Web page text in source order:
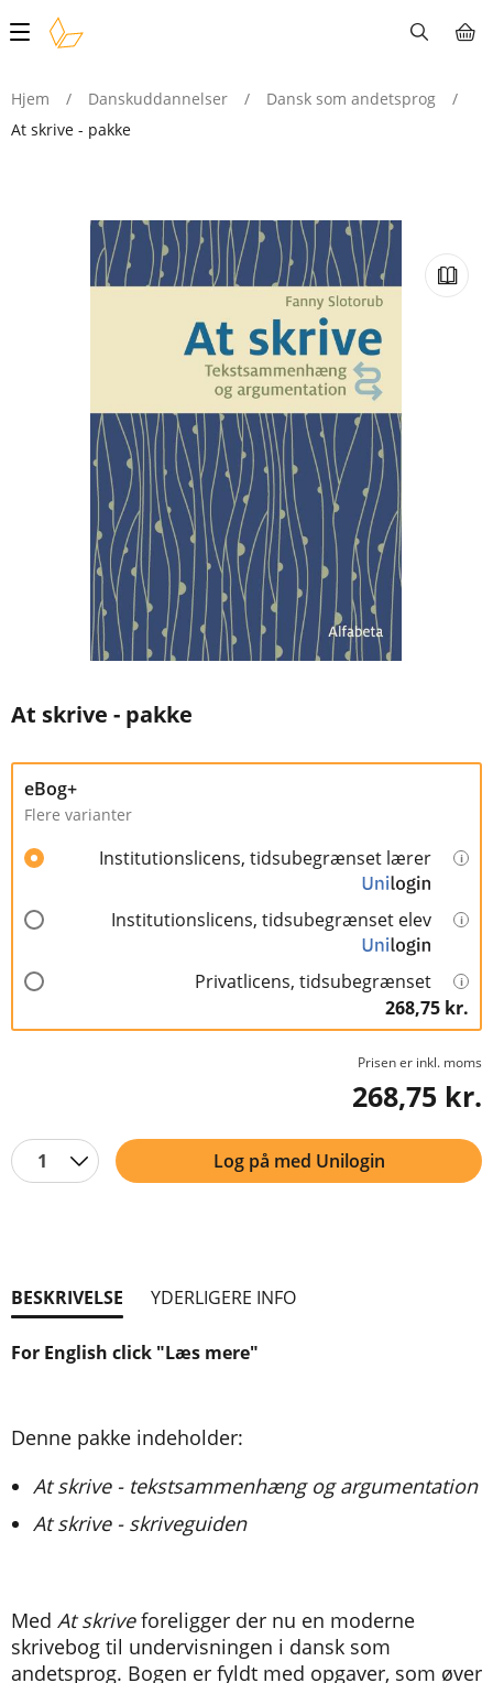
Main
Hjem
/ Danskuddannelser / Dansk som andetsprog
/
At skrive - pakke
At skrive - pakke
eBog+
Flere varianter
Institutionslicens, tidsubegrænset lærer
Institutionslicens, tidsubegrænset elev
Privatlicens, tidsubegrænset
268,75 kr.
Prisen er inkl. moms
268,75 kr.
1 Log på med Unilogin
BESKRIVELSE YDERLIGERE INFO
For English click "Læs mere"
Denne pakke indeholder:
At skrive - tekstsammenhæng og argumentation
At skrive - skriveguiden
Med At skriveforeligger der nu en moderne
skrivebog til undervisningen i dansk som
andetsprog. Bogen er fyldt med opgaver, som øver